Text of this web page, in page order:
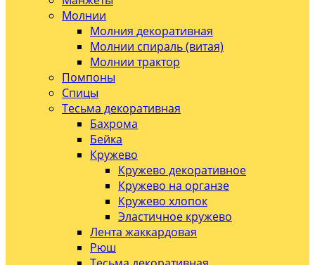
Молнии
Молния декоративная
Молнии спираль (витая)
Молнии трактор
Помпоны
Спицы
Тесьма декоративная
Бахрома
Бейка
Кружево
Кружево декоративное
Кружево на органзе
Кружево хлопок
Эластичное кружево
Лента жаккардовая
Рюш